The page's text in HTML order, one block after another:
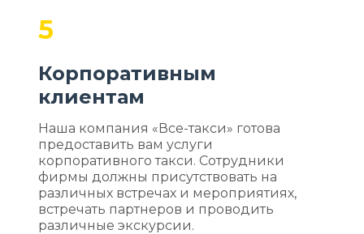
5
Корпоративным
клиентам
Наша компания «Все-такси» готова
предоставить вам услуги
корпоративного такси. Сотрудники
фирмы должны присутствовать на
различных встречах и мероприятиях,
встречать партнеров и проводить
различные экскурсии.